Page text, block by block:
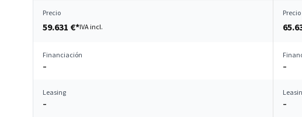
Precio
59.631 €*IVA incl.
Precio
Financiación
–
–
Leasing
–
–